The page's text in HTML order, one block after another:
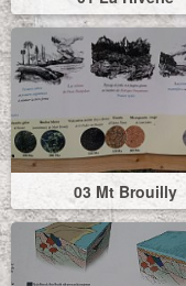
03 Mt Brouilly